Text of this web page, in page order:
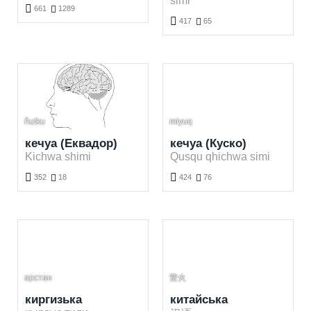
 661  1289
 417  65
ñutku
кечуа (Еквадор)
Kichwa shimi
 352  18
miyuq
кечуа (Куско)
Qusqu qhichwa simi
 424  76
арстан
киргизька
营火
китайська